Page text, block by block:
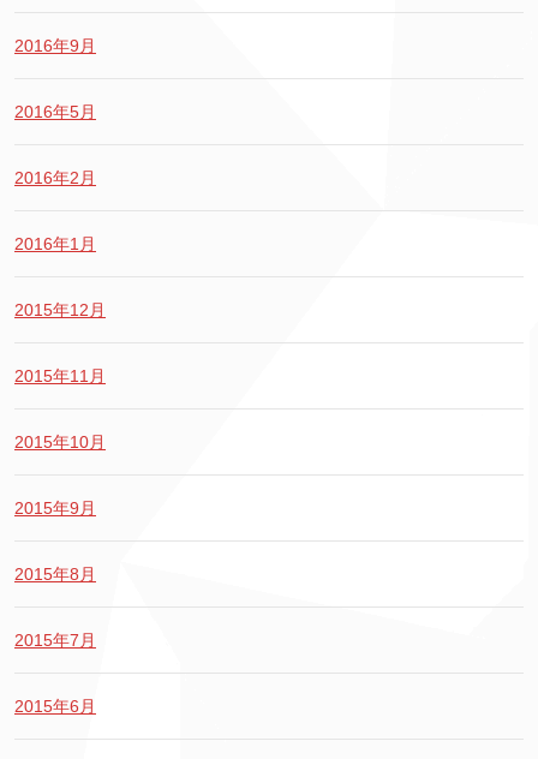
2016年9月
2016年5月
2016年2月
2016年1月
2015年12月
2015年11月
2015年10月
2015年9月
2015年8月
2015年7月
2015年6月